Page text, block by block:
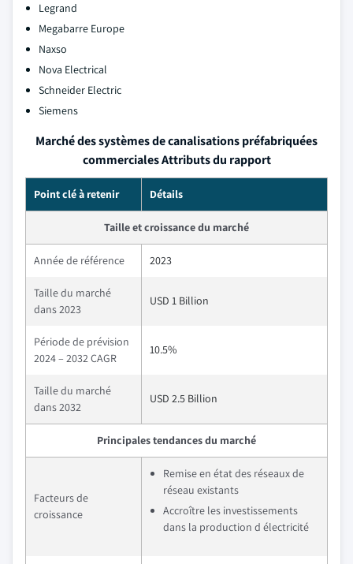
Legrand
Megabarre Europe
Naxso
Nova Electrical
Schneider Electric
Siemens
Marché des systèmes de canalisations préfabriquées
commerciales Attributs du rapport
Point clé à retenir Détails
Taille et croissance du marché
Année de référence 2023
Taille du marché
dans 2023
USD 1 Billion
Période de prévision
2024 – 2032 CAGR
10.5%
Taille du marché
dans 2032
USD 2.5 Billion
Principales tendances du marché
Facteurs de
croissance
Remise en état des réseaux de
réseau existants
Accroître les investissements
dans la production d électricité